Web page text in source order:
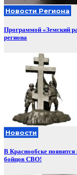
Новости Региона
Программой «Земский
региона
Новости
В Краснообске
бойцов СВО!